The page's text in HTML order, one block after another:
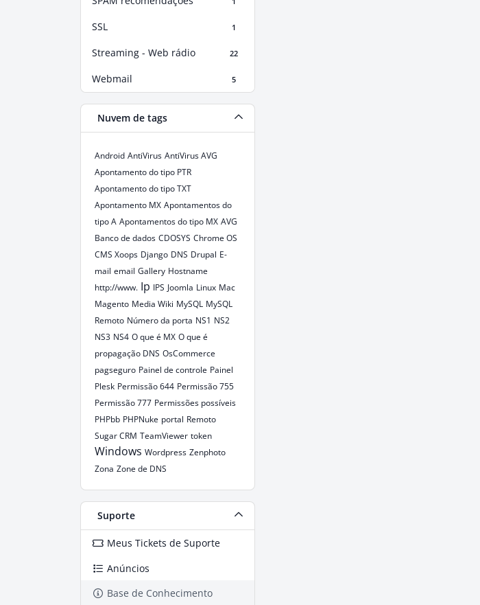
SSL 1
Streaming - Web rádio 22
Webmail 5
Nuvem de tags
Android AntiVirus AntiVirus AVG
Apontamento do tipo PTR
Apontamento do tipo TXT
Apontamento MX Apontamentos do
tipo A Apontamentos do tipo MX AVG
Banco de dados CDOSYS Chrome OS
CMS Xoops Django DNS Drupal E-
mail email Gallery Hostname
http://www. Ip IPS Joomla Linux Mac
Magento Media Wiki MySQL MySQL
Remoto Número da porta NS1 NS2
NS3 NS4 O que é MX O que é
propagação DNS OsCommerce
pagseguro Painel de controle Painel
Plesk Permissão 644 Permissão 755
Permissão 777 Permissões possíveis
PHPbb PHPNuke portal Remoto
Sugar CRM TeamViewer token
Windows Wordpress Zenphoto
Zona Zone de DNS
Suporte
Meus Tickets de Suporte
Anúncios
Base de Conhecimento